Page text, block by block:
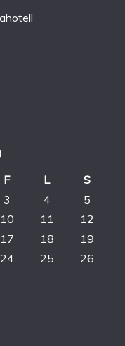
F L
S
3 4
5
10 11
12
17 18
19
24 25
26